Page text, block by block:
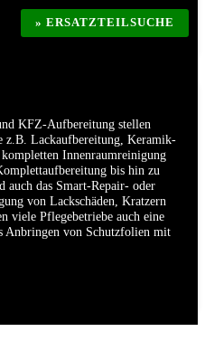
» ERSATZTEILSUCHE
KFZ-Aufbereitung stellen
z.B. Lackaufbereitung, Keramik-
Innenraumreinigung
bis hin zu
auch das Smart-Repair- oder
von Lackschäden, Kratzern
viele Pflegebetriebe auch eine
Anbringen von Schutzfolien mit